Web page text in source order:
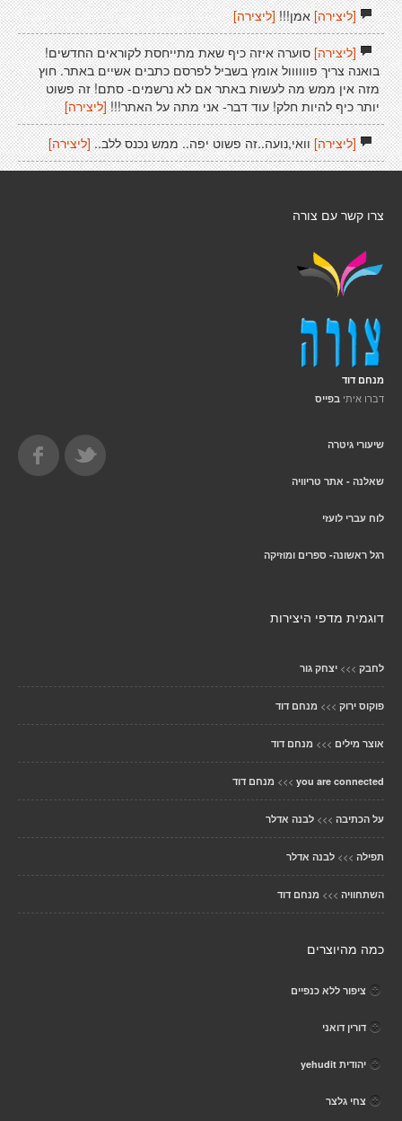
[ליצירה]אמן!!! [ליצירה]
[ליצירה]סוערה איזה כיף שאת מתייחסת לקוראים החדשים!
בואנה צריך פוווווול אומץ בשביל לפרסם כתבים אשיים באתר. חוץ
מזה אין ממש מה לעשות באתר אם לא נרשמים- סתם! זה פשוט
יותר כיף להיות חלק! עוד דבר- אני מתה על האתר!!! [ליצירה]
[ליצירה]וואי,נועה..זה פשוט יפה.. ממש נכנס ללב.. [ליצירה]
צרו קשר עם צורה
מנחם דוד
דברו איתי בפייס
שיעורי גיטרה
שאלנה - אתר טריוויה
לוח עברי לועזי
רגל ראשונה- ספרים ומוזיקה
דוגמית מדפי היצירות
לחבק >>> יצחק גור
פוקוס ירוק >>> מנחם דוד
אוצר מילים >>> מנחם דוד
you are connected
>>> מנחם דוד
על הכתיבה >>> לבנה אדלר
תפילה >>> לבנה אדלר
השתחוויה >>> מנחם דוד
כמה מהיוצרים
ציפור ללא כנפיים
דורין דואני
יהודית yehudit
צחי גלצר